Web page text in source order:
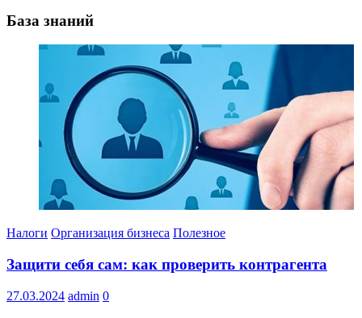
База знаний
Налоги Организация бизнеса Полезное
Защити себя сам: как проверить контрагента
27.03.2024 admin 0